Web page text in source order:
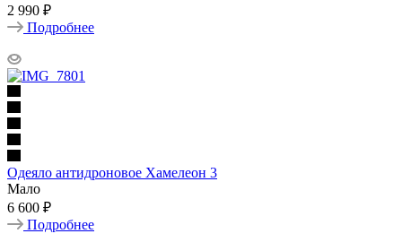
2 990 ₽
Подробнее
Одеяло антидроновое Хамелеон 3
Мало
6 600 ₽
Подробнее